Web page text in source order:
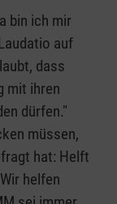
bin ich mir
auf
dass
mit ihren
dürfen."
müssen,
hat: Helft
helfen